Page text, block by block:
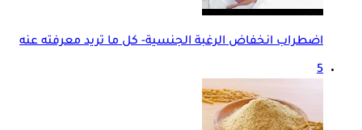
اضطراب انخفاض الرغبة الجنسية- كل ما تريد معرفته عنه
5